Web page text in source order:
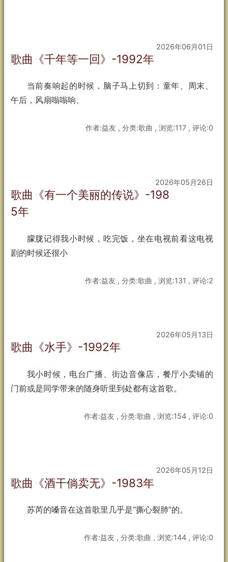
2026年06月01日
歌曲《千年等一回》-1992年
当前奏响起的时候，脑子马上切到：童年、周末、
午后，风扇嗡嗡响、
作者:益友 , 分类:歌曲 , 浏览:117 , 评论:0
2026年05月26日
歌曲《有一个美丽的传说》-198
5年
朦胧记得我小时候，吃完饭，坐在电视前看这电视
剧的时候还很小
作者:益友 , 分类:歌曲 , 浏览:131 , 评论:2
2026年05月13日
歌曲《水手》-1992年
我小时候，电台广播、街边音像店，餐厅小卖铺的
门前或是同学带来的随身听里到处都有这首歌。
作者:益友 , 分类:歌曲 , 浏览:154 , 评论:0
2026年05月12日
歌曲《酒干倘卖无》-1983年
苏芮的嗓音在这首歌里几乎是“撕心裂肺”的。
作者:益友 , 分类:歌曲 , 浏览:144 , 评论:0